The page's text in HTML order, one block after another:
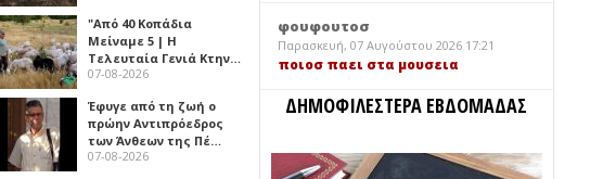
"Από 40 Κοπάδια
Μείναμε 5 | Η
Τελευταία Γενιά Κτην…
07-08-2026
Έφυγε από τη ζωή ο
πρώην Αντιπρόεδρος
των Άνθεων της Πέ…
07-08-2026
φουφουτοσ
Παρασκευή, 07 Αυγούστου 2026 17:21
ποιοσ παει στα μουσεια
ΔΗΜΟΦΙΛΕΣΤΕΡΑ ΕΒΔΟΜΑΔΑΣ